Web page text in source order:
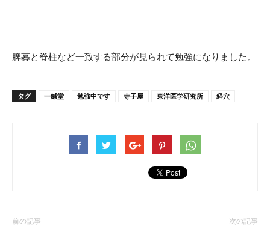
脾募と脊柱など一致する部分が見られて勉強になりました。
タグ 一鍼堂 勉強中です 寺子屋 東洋医学研究所 経穴
前の記事 次の記事